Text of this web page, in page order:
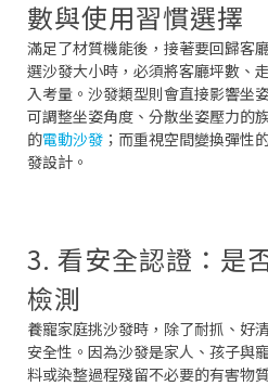
數與使用習慣選擇
滿足了材質機能後，接著要回歸客
選沙發大小時，必須將客廳坪數、
入考量。沙發類型則會直接影響坐
可調整坐姿角度、分散坐姿壓力的
的電動沙發 ；而重視空間變換彈性
發設計。
3. 看安全認證：是
檢測
養寵家庭挑沙發時，除了耐抓、好
安全性。因為沙發是家人、孩子與
料或染整過程殘留不必要的有害物